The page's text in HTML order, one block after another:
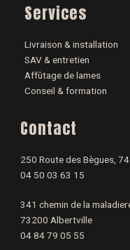
Services
Livraison & installation
SAV & entretien
Affûtage de lames
Conseil & formation
Contact
250 Route des Bègues,
04 50 03 63 15
341 chemin de la
73200 Albertville
04 84 79 05 55